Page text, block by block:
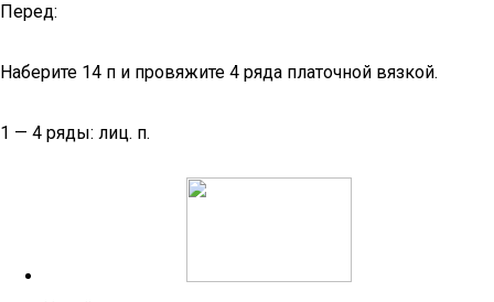
Перед:
Наберите 14 п и провяжите 4 ряда платочной вязкой.
1 — 4 ряды: лиц. п.